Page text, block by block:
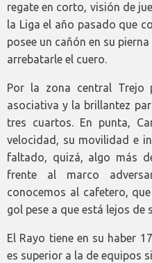
regate en corto, visión de
la Liga el año pasado que
posee un cañón en su
arrebatarle el cuero.
Por la zona central Trejo
asociativa y la brillantez
tres cuartos. En punta,
velocidad, su movilidad e
faltado, quizá, algo más
frente al marco
conocemos al cafetero,
gol pese a que está lejos de
El Rayo tiene en su haber
es superior a la de equipos